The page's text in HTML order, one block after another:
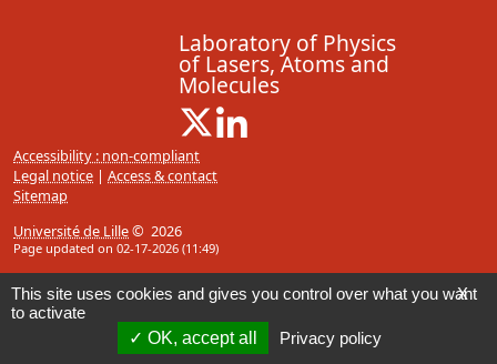
Laboratory of Physics
of Lasers, Atoms and
Molecules
X ( New window)
Accessibility : non-compliant
Legal notice | Access & contact
Sitemap
Université de Lille© 2026
Page updated on 02-17-2026 (11:49)
X
This site uses cookies and gives you control over what you want
to activate
OK, accept all
Privacy policy